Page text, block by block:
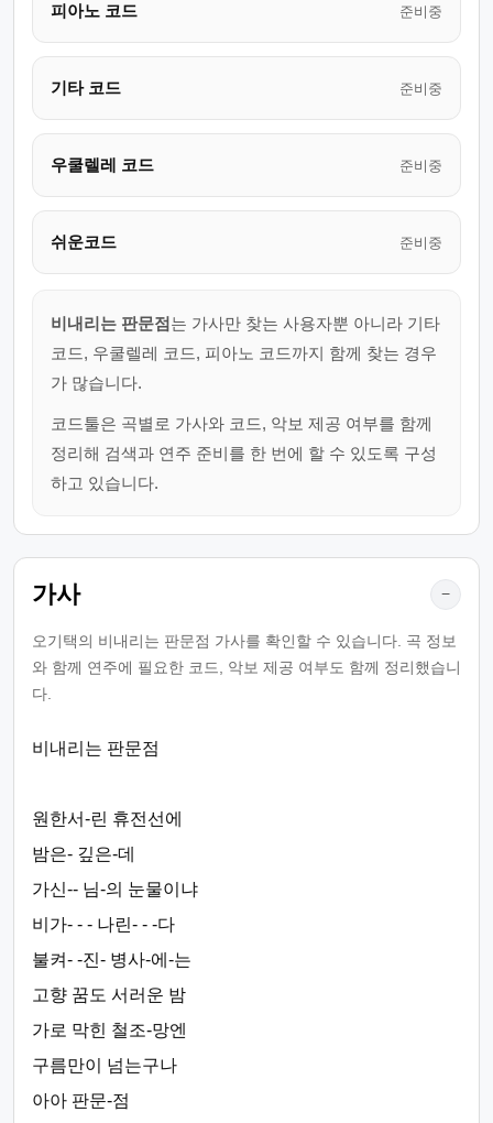
피아노 코드 준비중
기타 코드 준비중
우쿨렐레 코드 준비중
쉬운코드 준비중
비내리는 판문점는 가사만 찾는 사용자뿐 아니라 기타
코드, 우쿨렐레 코드, 피아노 코드까지 함께 찾는 경우
가 많습니다.
코드툴은 곡별로 가사와 코드, 악보 제공 여부를 함께
정리해 검색과 연주 준비를 한 번에 할 수 있도록 구성
하고 있습니다.
가사 −
오기택의 비내리는 판문점 가사를 확인할 수 있습니다. 곡 정보
와 함께 연주에 필요한 코드, 악보 제공 여부도 함께 정리했습니
다.
비내리는 판문점
원한서-린 휴전선에
밤은- 깊은-데
가신-- 님-의 눈물이냐
비가- - - 나린- - -다
불켜- -진- 병사-에-는
고향 꿈도 서러운 밤
가로 막힌 철조-망엔
구름만이 넘는구나
아아 판문-점